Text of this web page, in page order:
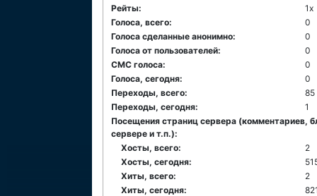
Рейты:
1x
Голоса, всего:
0
Голоса сделанные анонимно:
0
Голоса от пользователей:
0
СМС голоса:
0
Голоса, сегодня:
0
Переходы, всего:
85
Переходы, сегодня:
1
Посещения страниц сервера (комментариев,
сервере и т.п.):
Хосты, всего:
2
Хосты, сегодня:
Хиты, всего:
2
Хиты, сегодня: